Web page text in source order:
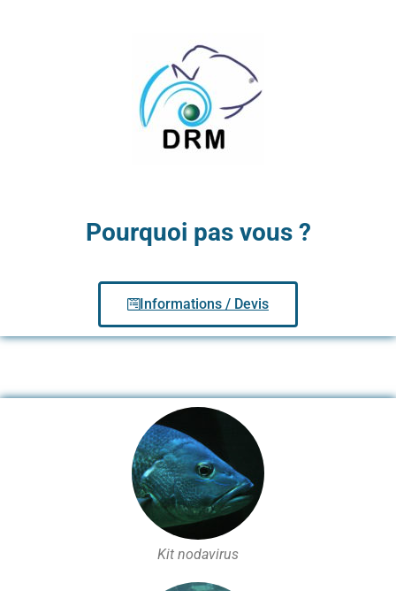
Pourquoi pas vous ?
Informations / Devis
Kit nodavirus